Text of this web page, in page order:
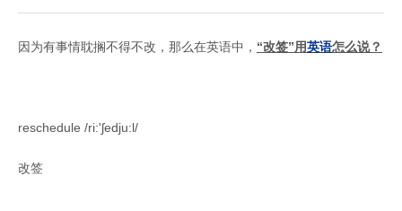
因为有事情耽搁不得不改，那么在英语中， “改签”用英语怎么说？
reschedule /ri:'ʃedju:l/
改签